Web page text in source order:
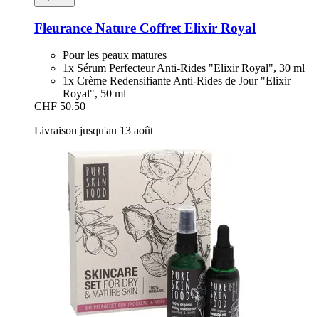
Fleurance Nature Coffret Elixir Royal
Pour les peaux matures
1x Sérum Perfecteur Anti-Rides "Elixir Royal", 30 ml
1x Crème Redensifiante Anti-Rides de Jour "Elixir
Royal", 50 ml
CHF 50.50
Livraison jusqu'au 13 août